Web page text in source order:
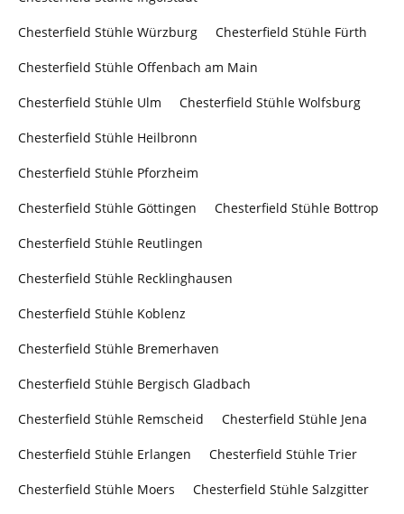
Chesterfield Stühle Würzburg Chesterfield Stühle Fürth
Chesterfield Stühle Offenbach am Main
Chesterfield Stühle Ulm Chesterfield Stühle Wolfsburg
Chesterfield Stühle Heilbronn
Chesterfield Stühle Pforzheim
Chesterfield Stühle Göttingen Chesterfield Stühle Bottrop
Chesterfield Stühle Reutlingen
Chesterfield Stühle Recklinghausen
Chesterfield Stühle Koblenz
Chesterfield Stühle Bremerhaven
Chesterfield Stühle Bergisch Gladbach
Chesterfield Stühle Remscheid Chesterfield Stühle Jena
Chesterfield Stühle Erlangen Chesterfield Stühle Trier
Chesterfield Stühle Moers Chesterfield Stühle Salzgitter